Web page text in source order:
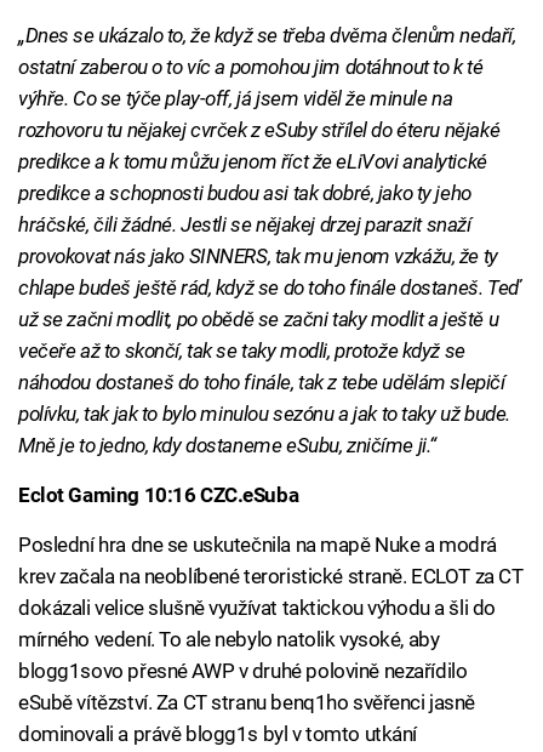
„Dnes se ukázalo to, že když se třeba dvěma členům nedaří,
ostatní zaberou o to víc a pomohou jim dotáhnout to k té
výhře. Co se týče play-off, já jsem viděl že minule na
rozhovoru tu nějakej cvrček z eSuby střílel do éteru nějaké
predikce a k tomu můžu jenom říct že eLiVovi analytické
predikce a schopnosti budou asi tak dobré, jako ty jeho
hráčské, čili žádné. Jestli se nějakej drzej parazit snaží
provokovat nás jako SINNERS, tak mu jenom vzkážu, že ty
chlape budeš ještě rád, když se do toho finále dostaneš. Teď
už se začni modlit, po obědě se začni taky modlit a ještě u
večeře až to skončí, tak se taky modli, protože když se
náhodou dostaneš do toho finále, tak z tebe udělám slepičí
polívku, tak jak to bylo minulou sezónu a jak to taky už bude.
Mně je to jedno, kdy dostaneme eSubu, zničíme ji.“
Eclot Gaming 10:16 CZC.eSuba
Poslední hra dne se uskutečnila na mapě Nuke a modrá
krev začala na neoblíbené teroristické straně. ECLOT za CT
dokázali velice slušně využívat taktickou výhodu a šli do
mírného vedení. To ale nebylo natolik vysoké, aby
blogg1sovo přesné AWP v druhé polovině nezařídilo
eSubě vítězství. Za CT stranu benq1ho svěřenci jasně
dominovali a právě blogg1s byl v tomto utkání